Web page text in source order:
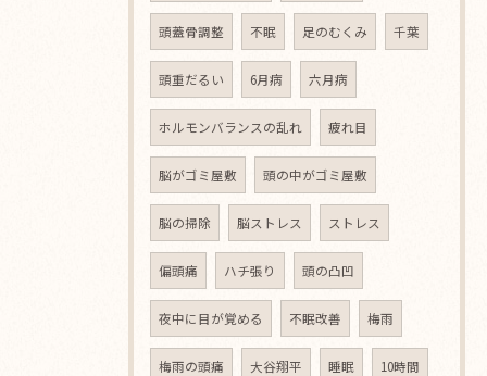
頭蓋骨調整 不眠 足のむくみ 千葉
頭重だるい 6月病 六月病
ホルモンバランスの乱れ 疲れ目
脳がゴミ屋敷 頭の中がゴミ屋敷
脳の掃除 脳ストレス ストレス
偏頭痛 ハチ張り 頭の凸凹
夜中に目が覚める 不眠改善 梅雨
梅雨の頭痛 大谷翔平 睡眠 10時間